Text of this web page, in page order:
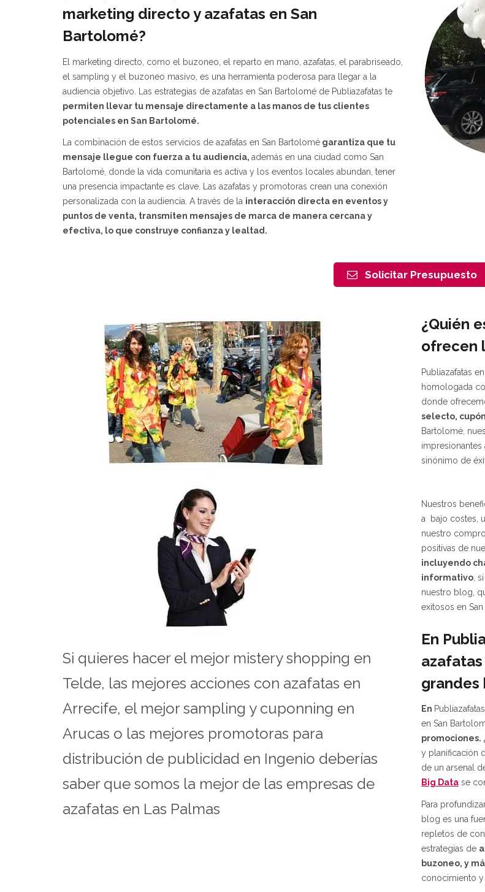
marketing directo y azafatas en San
Bartolomé?
El marketing directo, como el buzoneo, el reparto en mano, azafatas, el parabriseado,
el sampling y el buzoneo masivo, es una herramienta poderosa para llegar a la
audiencia objetivo. Las estrategias de azafatas en San Bartolomé de Publiazafatas te
permiten llevar tu mensaje directamente a las manos de tus clientes
potenciales en San Bartolomé.
La combinación de estos servicios de azafatas en San Bartolomé garantiza que tu
mensaje llegue con fuerza a tu audiencia, además en una ciudad como San
Bartolomé, donde la vida comunitaria es activa y los eventos locales abundan, tener
una presencia impactante es clave. Las azafatas y promotoras crean una conexión
personalizada con la audiencia. A través de la interacción directa en eventos y
puntos de venta, transmiten mensajes de marca de manera cercana y
efectiva, lo que construye confianza y lealtad.
Solicitar Presupuesto
Si quieres hacer el mejor mistery shopping en
Telde, las mejores acciones con azafatas en
Arrecife, el mejor sampling y cuponning en
Arucas o las mejores promotoras para
distribución de publicidad en Ingenio deberías
saber que somos la mejor de las empresas de
azafatas en Las Palmas
¿Quién
ofrecen
Publiazafatas
homologada
donde
selecto,
Bartolomé,
impresionantes
sinónimo de
Nuestros
a bajo costes,
nuestro
positivas de
incluyendo
informativo ,
nuestro blog,
exitosos en
En
grandes
En
en San
promociones.
y planificación
de un arsenal
Big Data se
Para
blog es una
repletos de
estrategias de
buzoneo, y
conocimiento y